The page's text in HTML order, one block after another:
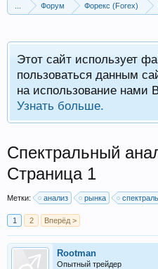
Форум Форекс (Forex)
Этот сайт использует
пользоваться данным
на использование
Узнать больше.
Спектральный
Страница 1
Метки: анализ рынка
1 2 Вперёд >
Rootman
Опытный трейдер